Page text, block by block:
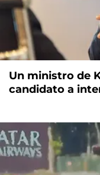
Un ministro de
candidato a